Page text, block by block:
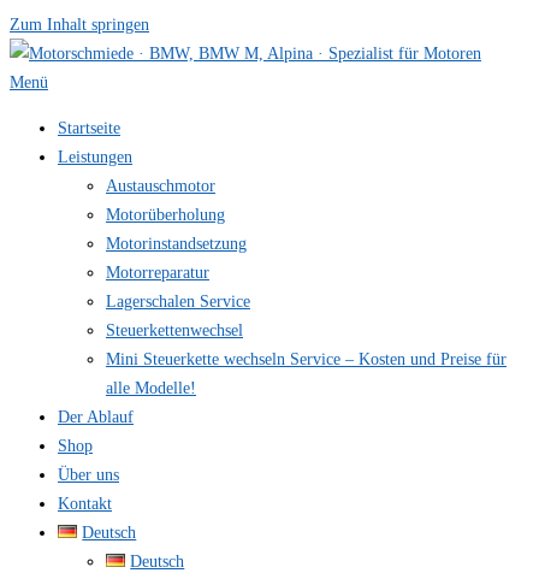
Zum Inhalt springen
Menü
Startseite
Leistungen
Austauschmotor
Motorüberholung
Motorinstandsetzung
Motorreparatur
Lagerschalen Service
Steuerkettenwechsel
Mini Steuer­kette wechseln Service – Kosten und Preise für
alle Modelle!
Der Ablauf
Shop
Über uns
Kontakt
Deutsch
Deutsch